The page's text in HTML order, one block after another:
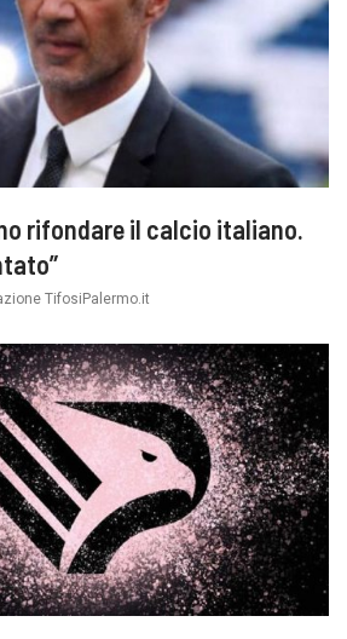
rifondare il calcio italiano.
TifosiPalermo.it